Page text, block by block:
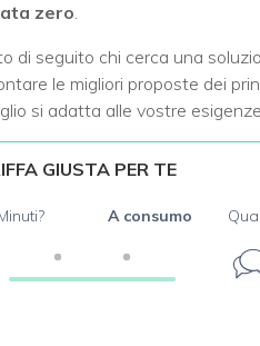
zero.
di seguito chi cerca una
le migliori proposte dei
si adatta alle vostre
GIUSTA PER TE
A consumo